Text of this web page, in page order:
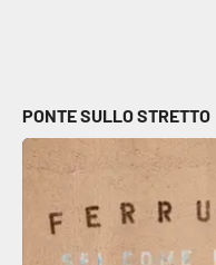
PONTE SULLO STRETTO